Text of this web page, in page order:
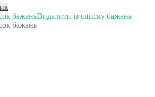
бажаньВидалити із списку бажань
бажань